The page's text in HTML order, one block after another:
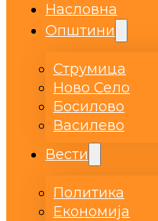
Насловна
Општини
Струмица
Ново Село
Босилово
Василево
Вести
Политика
Економија